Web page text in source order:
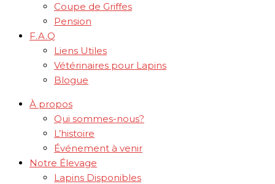
Coupe de Griffes
Pension
F.A.Q
Liens Utiles
Vétérinaires pour Lapins
Blogue
À propos
Qui sommes-nous?
L’histoire
Événement à venir
Notre Élevage
Lapins Disponibles